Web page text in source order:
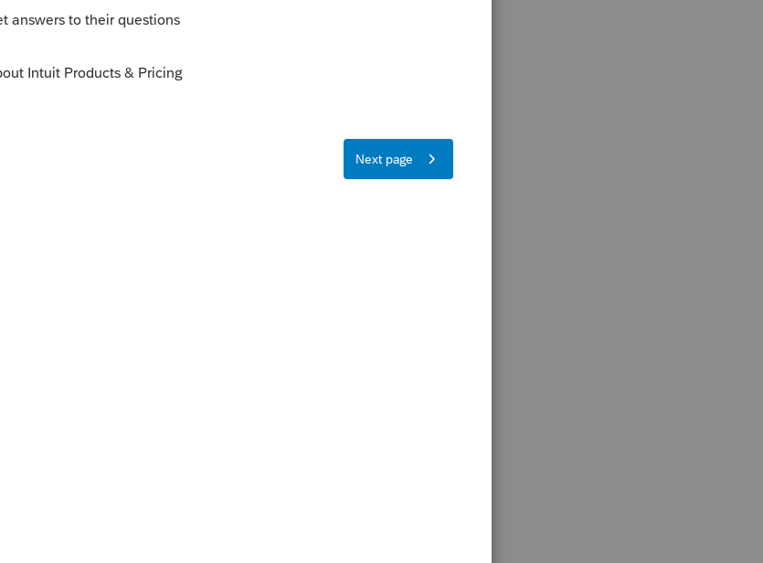
faillite....
votre-declaration-
revenus/deductions-credits-
fait.html
pour ce montant si vous
si vous avez